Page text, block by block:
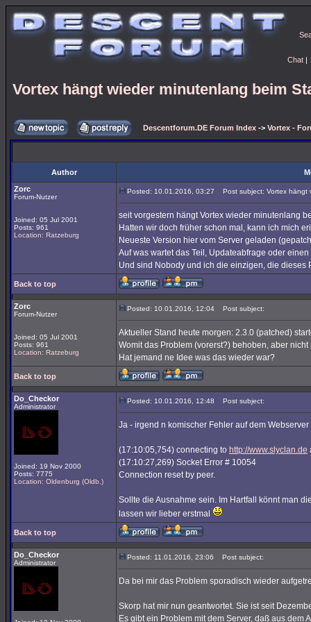
Chat |
Vortex hängt wieder minutenlang beim
Descentforum.DE Forum Index -> Vortex -
Author
Zorc
Forum-Nutzer
Joined: 05 Jul 2001
Posts: 961
Location: Ratzeburg
Posted: 10.01.2016, 03:27 Post subject: Vortex hängt
seit vorgestern hängt Vortex wieder minutenlang
Hatten wir doch früher schon mal, kann ich mich
Neueste Version hier vom Server geladen
Auf was wartet das Teil, Updateabfrage oder
Und sind Nobody und ich die einzigen, die dieses
Back to top
Zorc
Forum-Nutzer
Joined: 05 Jul 2001
Posts: 961
Location: Ratzeburg
Posted: 10.01.2016, 12:04 Post subject:
Aktueller Stand heute morgen: 2.3.0 (patched)
Womit das Problem (vorerst?) behoben, aber
Hat jemand ne Idee was das wieder war?
Back to top
Do_Checkor
Administrator
Joined: 19 Nov 2000
Posts: 7775
Location: Oldenburg (Oldb.)
Posted: 10.01.2016, 12:48 Post subject:
Ja - irgend n komischer Fehler auf dem
(17:10:05,754) connecting to http://www.slyclan.de
(17:10:27,269) Socket Error # 10054
Connection reset by peer.
Sollte die Ausnahme sein. Im Hartfall könnt man
lassen wir lieber erstmal
Back to top
Do_Checkor
Administrator
Posted: 11.01.2016, 23:06 Post subject:
Da bei mir das Problem sporadisch wieder
Skorp hat mir nun geantwortet. Sie ist seit
Es gibt ein Problem mit dem Server, daß aus